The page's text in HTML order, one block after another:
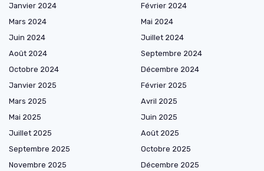
Janvier 2024
Février 2024
Mars 2024
Mai 2024
Juin 2024
Juillet 2024
Août 2024
Septembre 2024
Octobre 2024
Décembre 2024
Janvier 2025
Février 2025
Mars 2025
Avril 2025
Mai 2025
Juin 2025
Juillet 2025
Août 2025
Septembre 2025
Octobre 2025
Novembre 2025
Décembre 2025